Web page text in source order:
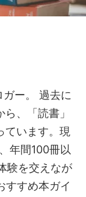
ー。 過去に
、「読書」
ています。現
年間100冊以
験を交えなが
すめ本ガイ